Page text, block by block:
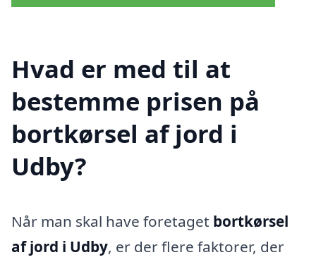
Hvad er med til at
bestemme prisen på
bortkørsel af jord i
Udby?
Når man skal have foretaget bortkørsel
af jord i Udby, er der flere faktorer, der